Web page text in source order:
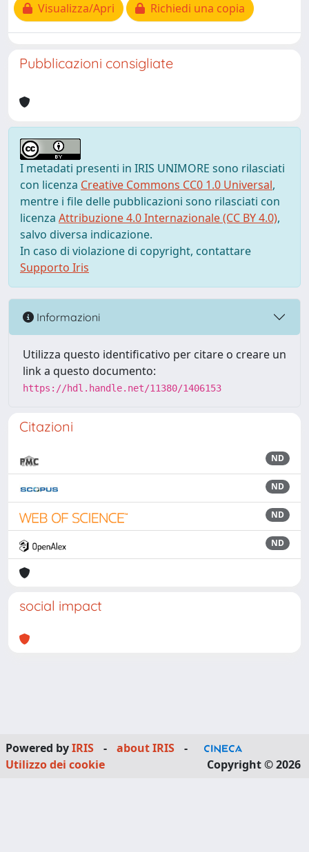
Visualizza/Apri
Richiedi una copia
Pubblicazioni consigliate
I metadati presenti in IRIS UNIMORE sono rilasciati
con licenza Creative Commons CC0 1.0 Universal,
mentre i file delle pubblicazioni sono rilasciati con
licenza Attribuzione 4.0 Internazionale (CC BY 4.0),
salvo diversa indicazione.
In caso di violazione di copyright, contattare
Supporto Iris
Informazioni
Utilizza questo identificativo per citare o creare un
link a questo documento:
https://hdl.handle.net/11380/1406153
Citazioni
ND
ND
ND
ND
social impact
Powered byIRIS - about IRIS
-
Utilizzo dei cookie
Copyright © 2026